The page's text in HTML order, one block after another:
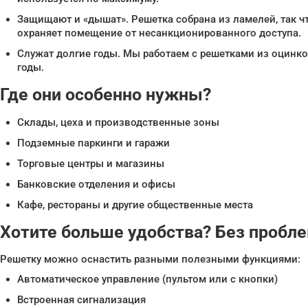
Защищают и «дышат». Решетка собрана из ламелей, так
охраняет помещение от несанкционированного доступа.
Служат долгие годы. Мы работаем с решетками из
годы.
Где они особенно нужны?
Склады, цеха и производственные зоны
Подземные паркинги и гаражи
Торговые центры и магазины
Банковские отделения и офисы
Кафе, рестораны и другие общественные места
Хотите больше удобства? Без
Решетку можно оснастить разными полезными функциями:
Автоматическое управление (пультом или с кнопки)
Встроенная сигнализация